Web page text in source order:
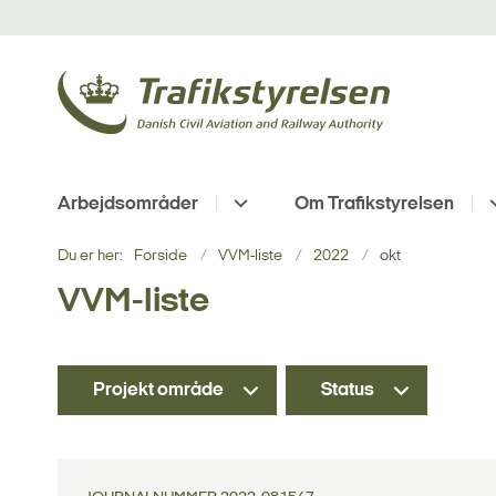
Arbejdsområder Om Trafikstyrelsen
Du er her: Forside VVM-liste 2022 okt
VVM-liste
Projekt område Status